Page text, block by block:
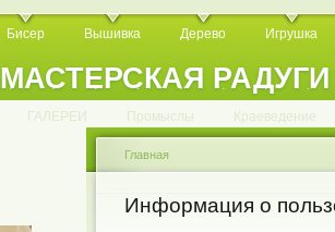
МАСТЕРСКАЯ РАДУГИ
Бисер Вышивка Дерево Игрушка
. . . . . . . .
ГАЛЕРЕИ Промыслы Краеведение
Главная
Информация о